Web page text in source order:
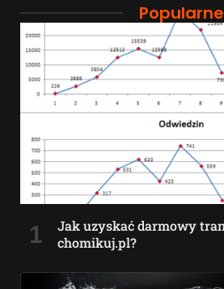
Popularne
Jak uzyskać darmowy
chomikuj.pl?